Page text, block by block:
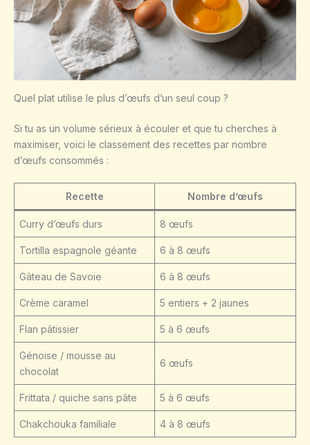
Quel plat utilise le plus d’œufs d’un seul coup ?
Si tu as un volume sérieux à écouler et que tu cherches à
maximiser, voici le classement des recettes par nombre
d’œufs consommés :
Recette Nombre d’œufs
Curry d’œufs durs 8 œufs
Tortilla espagnole géante 6 à 8 œufs
Gâteau de Savoie 6 à 8 œufs
Crème caramel 5 entiers + 2 jaunes
Flan pâtissier 5 à 6 œufs
Génoise / mousse au
chocolat
6 œufs
Frittata / quiche sans pâte 5 à 6 œufs
Chakchouka familiale 4 à 8 œufs